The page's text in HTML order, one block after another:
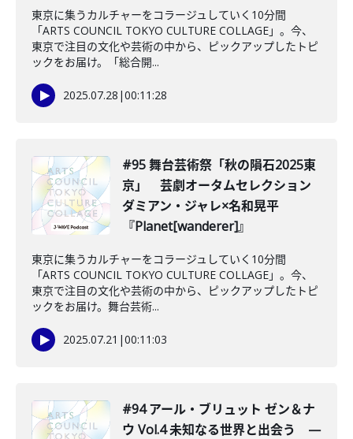
東京に集うカルチャーをコラージュしていく10分間
「ARTS COUNCIL TOKYO CULTURE COLLAGE」。今、
東京で注目の文化や芸術の中から、ピックアップしたトピ
ックをお届け。「総合開...
2025.07.28 |00:11:28
#95 舞台芸術祭「秋の隕石2025東
京」 芸劇オータムセレクション
ダミアン・ジャレ×名和晃平
『Planet[wanderer]』
東京に集うカルチャーをコラージュしていく10分間
「ARTS COUNCIL TOKYO CULTURE COLLAGE」。今、
東京で注目の文化や芸術の中から、ピックアップしたトピ
ックをお届け。舞台芸術...
2025.07.21 |00:11:03
#94 アール・ブリュット ゼン＆ナ
ウ Vol.4 未知なる世界と出会う —